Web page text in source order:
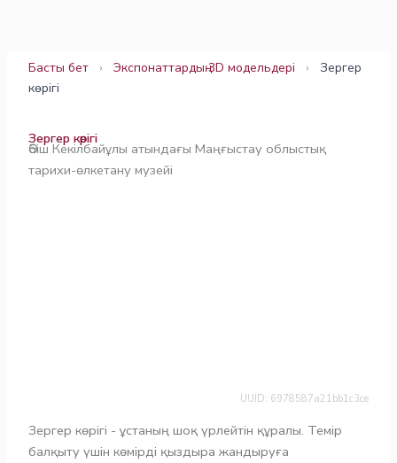
Басты бет › Экспонаттардың 3D модельдері ›
Зергер
көрігі
Зергер көрігі
Әбіш Кекілбайұлы атындағы Маңғыстау облыстық
тарихи-өлкетану музейі
UUID: 6978587a21bb1c3ce
Зергер көрігі - ұстаның шоқ үрлейтін құралы. Темір
балқыту үшін көмірді қыздыра жандыруға